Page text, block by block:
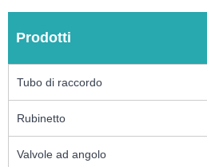
Prodotti
Tubo di raccordo
Rubinetto
Valvole ad angolo